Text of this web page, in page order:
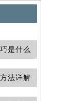
是什么
法详解